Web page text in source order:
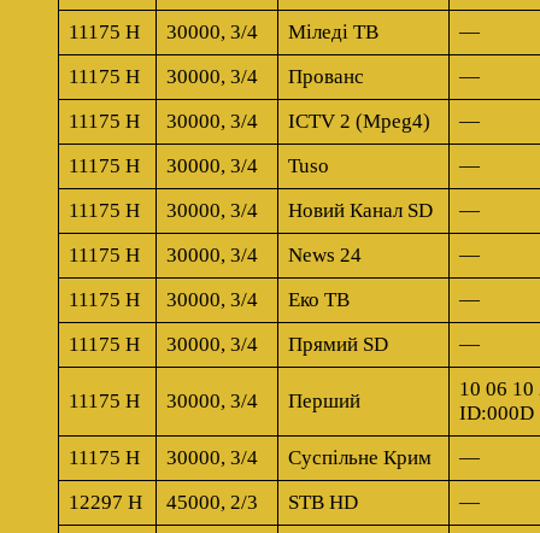
11175 H
30000, 3/4 Міледі ТВ
—
11175 H
30000, 3/4 Прованс
—
11175 H
30000, 3/4 ICTV 2 (Mpeg4)
—
11175 H
30000, 3/4 Tuso
—
11175 H
30000, 3/4 Новий Канал SD
—
11175 H
30000, 3/4 News 24
—
11175 H
30000, 3/4 Еко ТВ
—
11175 H
30000, 3/4 Прямий SD —
11175 H 30000, 3/4 Перший
10 06 10
ID:000D
11175 H
30000, 3/4 Суспільне Крим
—
12297 H
45000, 2/3 STB HD
—